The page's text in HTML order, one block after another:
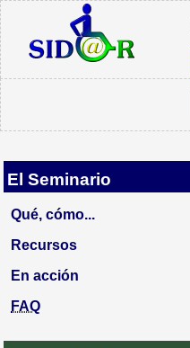
El Seminario
Qué, cómo...
Recursos
En acción
FAQ